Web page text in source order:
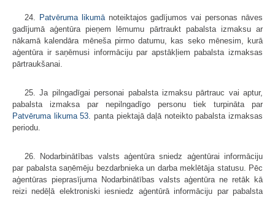
24. Patvēruma likumānoteiktajos gadījumos vai personas nāves
gadījumā aģentūra pieņem lēmumu pārtraukt pabalsta izmaksu ar
nākamā kalendāra mēneša pirmo datumu, kas seko mēnesim, kurā
aģentūra ir saņēmusi informāciju par apstākļiem pabalsta izmaksas
pārtraukšanai.
25. Ja pilngadīgai personai pabalsta izmaksu pārtrauc vai aptur,
pabalsta izmaksa par nepilngadīgo personu tiek turpināta par
Patvēruma likuma 53. panta piektajā daļā noteikto pabalsta izmaksas
periodu.
26. Nodarbinātības valsts aģentūra sniedz aģentūrai informāciju
par pabalsta saņēmēju bezdarbnieka un darba meklētāja statusu. Pēc
aģentūras pieprasījuma Nodarbinātības valsts aģentūra ne retāk kā
reizi nedēļā elektroniski iesniedz aģentūrā informāciju par pabalsta